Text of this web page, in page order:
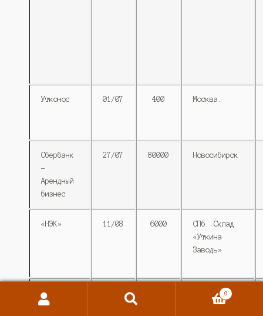
Утконос 01/07 400 Москва.
Сбербанк
–
Арендный
бизнес
27/07 80000 Новосибирск
«НЭК» 11/08 6000
СПб. Склад
«Уткина
Заводь»
Логопарк
«Софьино»
Московская
область
0